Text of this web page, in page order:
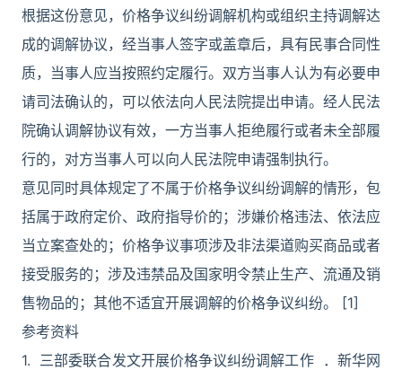
根据这份意见，价格争议纠纷调解机构或组织主持调解达
成的调解协议，经当事人签字或盖章后，具有民事合同性
质，当事人应当按照约定履行。双方当事人认为有必要申
请司法确认的，可以依法向人民法院提出申请。经人民法
院确认调解协议有效，一方当事人拒绝履行或者未全部履
行的，对方当事人可以向人民法院申请强制执行。
意见同时具体规定了不属于价格争议纠纷调解的情形，包
括属于政府定价、政府指导价的；涉嫌价格违法、依法应
当立案查处的；价格争议事项涉及非法渠道购买商品或者
接受服务的；涉及违禁品及国家明令禁止生产、流通及销
售物品的；其他不适宜开展调解的价格争议纠纷。 [1]
参考资料
1. 三部委联合发文开展价格争议纠纷调解工作 ．新华网